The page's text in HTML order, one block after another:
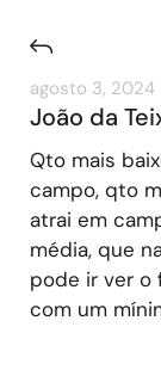
agosto 3, 2024
João da
Qto mais
campo, qto
atrai em
média, que
pode ir ver o
com um